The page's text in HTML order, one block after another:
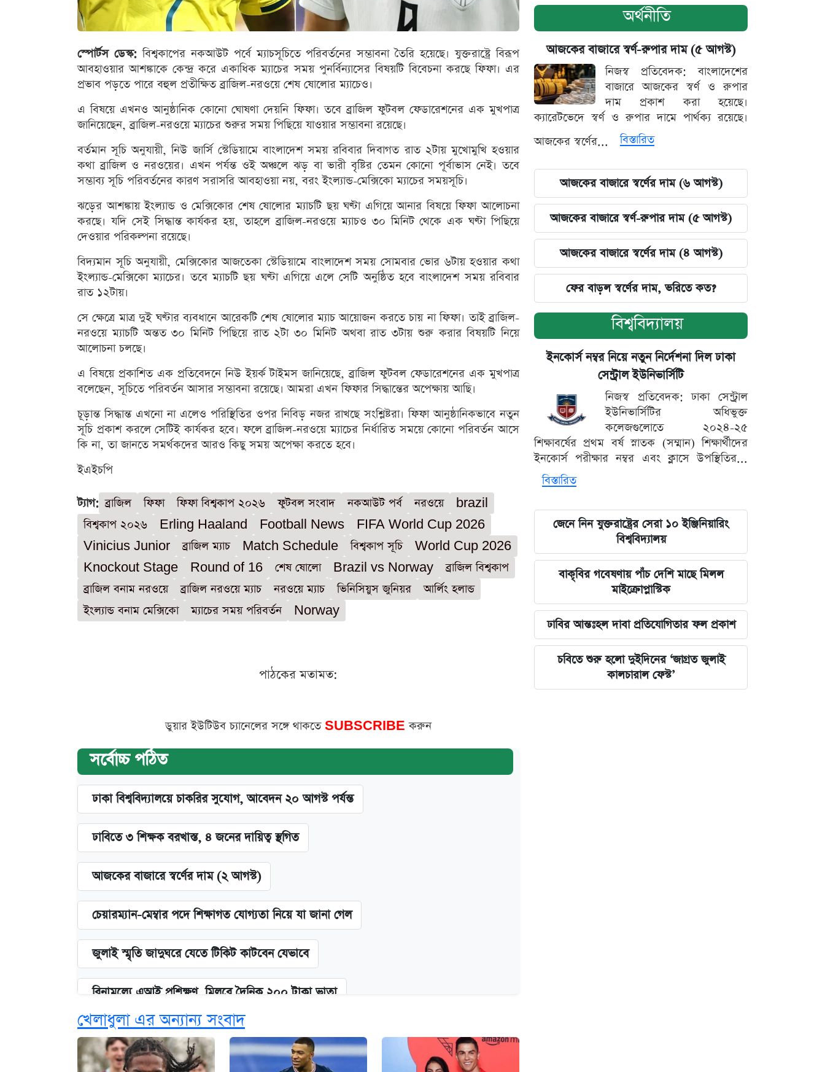
স্পোর্টস ডেস্ক:বিশ্বকাপের নকআউট পর্বে ম্যাচসূচিতে পরিবর্তনের সম্ভাবনা তৈরি হয়েছে। যুক্তরাষ্ট্রে বিরূপ
আবহাওয়ার আশঙ্কাকে কেন্দ্র করে একাধিক ম্যাচের সময় পুনর্বিন্যাসের বিষয়টি বিবেচনা করছে ফিফা। এর
প্রভাব পড়তে পারে বহুল প্রতীক্ষিত ব্রাজিল-নরওয়ে শেষ ষোলোর ম্যাচেও।
এ বিষয়ে এখনও আনুষ্ঠানিক কোনো ঘোষণা দেয়নি ফিফা। তবে ব্রাজিল ফুটবল ফেডারেশনের এক মুখপাত্র
জানিয়েছেন, ব্রাজিল-নরওয়ে ম্যাচের শুরুর সময় পিছিয়ে যাওয়ার সম্ভাবনা রয়েছে।
বর্তমান সূচি অনুযায়ী, নিউ জার্সি স্টেডিয়ামে বাংলাদেশ সময় রবিবার দিবাগত রাত ২টায় মুখোমুখি হওয়ার
কথা ব্রাজিল ও নরওয়ের। এখন পর্যন্ত ওই অঞ্চলে ঝড় বা ভারী বৃষ্টির তেমন কোনো পূর্বাভাস নেই। তবে
সম্ভাব্য সূচি পরিবর্তনের কারণ সরাসরি আবহাওয়া নয়, বরং ইংল্যান্ড-মেক্সিকো ম্যাচের সময়সূচি।
ঝড়ের আশঙ্কায় ইংল্যান্ড ও মেক্সিকোর শেষ ষোলোর ম্যাচটি ছয় ঘণ্টা এগিয়ে আনার বিষয়ে ফিফা আলোচনা
করছে। যদি সেই সিদ্ধান্ত কার্যকর হয়, তাহলে ব্রাজিল-নরওয়ে ম্যাচও ৩০ মিনিট থেকে এক ঘণ্টা পিছিয়ে
দেওয়ার পরিকল্পনা রয়েছে।
বিদ্যমান সূচি অনুযায়ী, মেক্সিকোর আজতেকা স্টেডিয়ামে বাংলাদেশ সময় সোমবার ভোর ৬টায় হওয়ার কথা
ইংল্যান্ড-মেক্সিকো ম্যাচের। তবে ম্যাচটি ছয় ঘণ্টা এগিয়ে এলে সেটি অনুষ্ঠিত হবে বাংলাদেশ সময় রবিবার
রাত ১২টায়।
সে ক্ষেত্রে মাত্র দুই ঘণ্টার ব্যবধানে আরেকটি শেষ ষোলোর ম্যাচ আয়োজন করতে চায় না ফিফা। তাই ব্রাজিল-
নরওয়ে ম্যাচটি অন্তত ৩০ মিনিট পিছিয়ে রাত ২টা ৩০ মিনিট অথবা রাত ৩টায় শুরু করার বিষয়টি নিয়ে
আলোচনা চলছে।
এ বিষয়ে প্রকাশিত এক প্রতিবেদনে নিউ ইয়র্ক টাইমস জানিয়েছে, ব্রাজিল ফুটবল ফেডারেশনের এক মুখপাত্র
বলেছেন, সূচিতে পরিবর্তন আসার সম্ভাবনা রয়েছে। আমরা এখন ফিফার সিদ্ধান্তের অপেক্ষায় আছি।
চূড়ান্ত সিদ্ধান্ত এখনো না এলেও পরিস্থিতির ওপর নিবিড় নজর রাখছে সংশ্লিষ্টরা। ফিফা আনুষ্ঠানিকভাবে নতুন
সূচি প্রকাশ করলে সেটিই কার্যকর হবে। ফলে ব্রাজিল-নরওয়ে ম্যাচের নির্ধারিত সময়ে কোনো পরিবর্তন আসে
কি না, তা জানতে সমর্থকদের আরও কিছু সময় অপেক্ষা করতে হবে।
ইএইচপি
ট্যাগ: ব্রাজিল ফিফা ফিফা বিশ্বকাপ ২০২৬ ফুটবল সংবাদ নকআউট পর্ব নরওয়ে
brazil
বিশ্বকাপ ২০২৬
Erling Haaland Football News
FIFA World Cup 2026
Vinicius Junior
ব্রাজিল ম্যাচ Match Schedule বিশ্বকাপ সূচি
World Cup 2026
Knockout Stage
Round of 16 শেষ ষোলো Brazil vs Norway
ব্রাজিল বিশ্বকাপ
ব্রাজিল বনাম নরওয়ে
ব্রাজিল নরওয়ে ম্যাচ নরওয়ে ম্যাচ ভিনিসিয়ুস জুনিয়র
আর্লিং হলান্ড
ইংল্যান্ড বনাম মেক্সিকো
ম্যাচের সময় পরিবর্তন Norway
পাঠকের মতামত:
ডুয়ার ইউটিউব চ্যানেলের সঙ্গে থাকতে SUBSCRIBEকরুন
সর্বোচ্চ পঠিত
ঢাকা বিশ্ববিদ্যালয়ে চাকরির সুযোগ, আবেদন ২০ আগস্ট পর্যন্ত
ঢাবিতে ৩ শিক্ষক বরখাস্ত, ৪ জনের দায়িত্ব স্থগিত
আজকের বাজারে স্বর্ণের দাম (২ আগস্ট)
চেয়ারম্যান-মেম্বার পদে শিক্ষাগত যোগ্যতা নিয়ে যা জানা গেল
জুলাই স্মৃতি জাদুঘরে যেতে টিকিট কাটবেন যেভাবে
বিনামূল্যে এআই প্রশিক্ষণ, মিলবে দৈনিক ২০০ টাকা ভাতা
দেশের বাজারে ফের বেড়েছে সোনার দাম
খেলাধুলা এর অন্যান্য সংবাদ
অর্থনীতি
আজকের বাজারে স্বর্ণ-রুপার দাম (৫ আগস্ট)
নিজস্ব প্রতিবেদক: বাংলাদেশের
বাজারে আজকের স্বর্ণ ও রুপার
দাম প্রকাশ করা হয়েছে।
ক্যারেটভেদে স্বর্ণ ও রুপার দামে পার্থক্য রয়েছে।
আজকের স্বর্ণের...
বিস্তারিত
আজকের বাজারে স্বর্ণের দাম (৬ আগস্ট)
আজকের বাজারে স্বর্ণ-রুপার দাম (৫ আগস্ট)
আজকের বাজারে স্বর্ণের দাম (৪ আগস্ট)
ফের বাড়ল স্বর্ণের দাম, ভরিতে কত?
বিশ্ববিদ্যালয়
ইনকোর্স নম্বর নিয়ে নতুন নির্দেশনা দিল ঢাকা
সেন্ট্রাল ইউনিভার্সিটি
নিজস্ব প্রতিবেদক: ঢাকা সেন্ট্রাল
ইউনিভার্সিটির অধিভুক্ত
কলেজগুলোতে ২০২৪-২৫
শিক্ষাবর্ষের প্রথম বর্ষ স্নাতক (সম্মান) শিক্ষার্থীদের
ইনকোর্স পরীক্ষার নম্বর এবং ক্লাসে উপস্থিতির...
বিস্তারিত
জেনে নিন যুক্তরাষ্ট্রের সেরা ১০ ইঞ্জিনিয়ারিং
বিশ্ববিদ্যালয়
বাকৃবির গবেষণায় পাঁচ দেশি মাছে মিলল
মাইক্রোপ্লাস্টিক
ঢাবির আন্তঃহল দাবা প্রতিযোগিতার ফল প্রকাশ
চবিতে শুরু হলো দুইদিনের ‘জাগ্রত জুলাই
কালচারাল ফেস্ট’